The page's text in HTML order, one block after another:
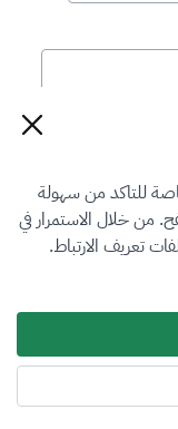
للتاكد من سهولة
من خلال الاستمرار في
تعريف الارتباط.